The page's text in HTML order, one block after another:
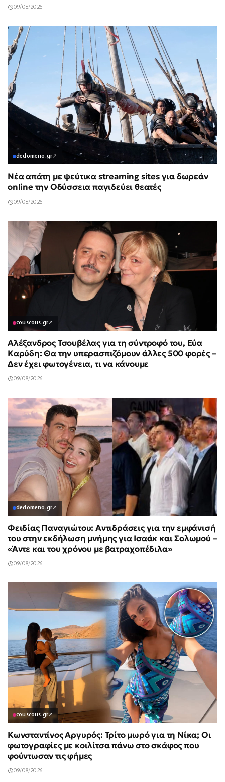
09/08/2026
dedomeno.gr↗
Νέα απάτη με ψεύτικα streaming sites για δωρεάν
online την Οδύσσεια παγιδεύει θεατές
09/08/2026
couscous.gr↗
Αλέξανδρος Τσουβέλας για τη σύντροφό του, Εύα
Καρύδη: Θα την υπερασπιζόμουν άλλες 500 φορές –
Δεν έχει φωτογένεια, τι να κάνουμε
09/08/2026
dedomeno.gr↗
Φειδίας Παναγιώτου: Αντιδράσεις για την εμφάνισή
του στην εκδήλωση μνήμης για Ισαάκ και Σολωμού –
«Άντε και του χρόνου με βατραχοπέδιλα»
09/08/2026
couscous.gr↗
Κωνσταντίνος Αργυρός: Τρίτο μωρό για τη Νίκα; Οι
φωτογραφίες με κοιλίτσα πάνω στο σκάφος που
φούντωσαν τις φήμες
09/08/2026